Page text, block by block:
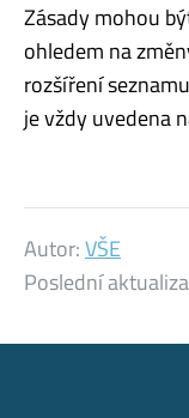
Zásady mohou
ohledem na
rozšíření
je vždy uvedena
Autor:VŠE
Poslední